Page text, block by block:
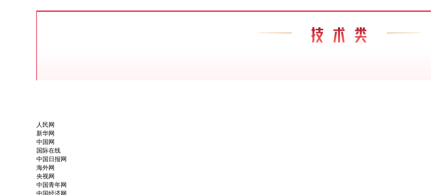
人民网
新华网
中国网
国际在线
中国日报网
海外网
央视网
中国青年网
中国经济网